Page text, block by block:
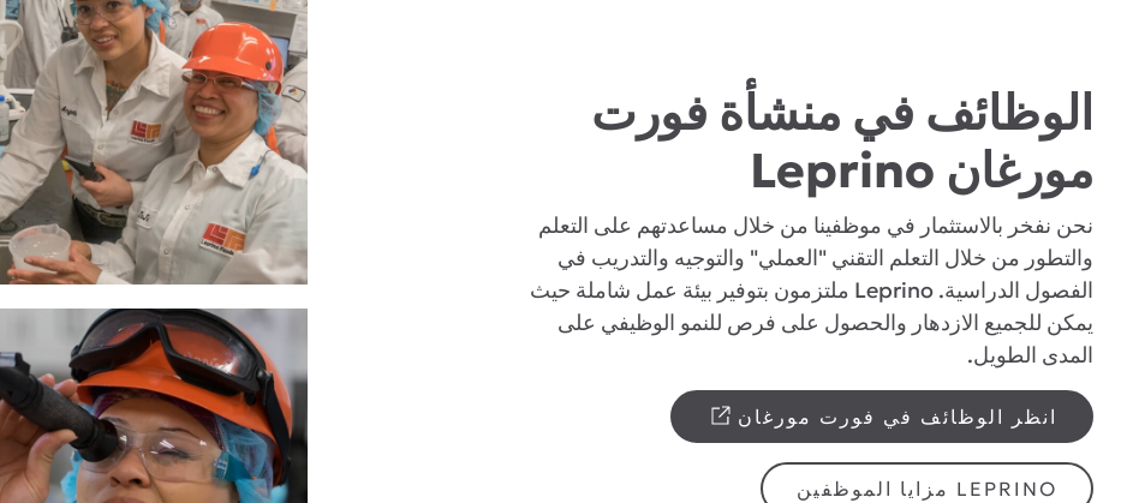
الوظائف في منشأة فورت
مورغان Leprino
نحن نفخر بالاستثمار في موظفينا من خلال مساعدتهم على التعلم
والتطور من خلال التعلم التقني "العملي" والتوجيه والتدريب في
الفصول الدراسية. Leprino ملتزمون بتوفير بيئة عمل شاملة حيث
يمكن للجميع الازدهار والحصول على فرص للنمو الوظيفي على
المدى الطويل.
انظر الوظائف في فورت مورغان
LEPRINO مزايا الموظفين